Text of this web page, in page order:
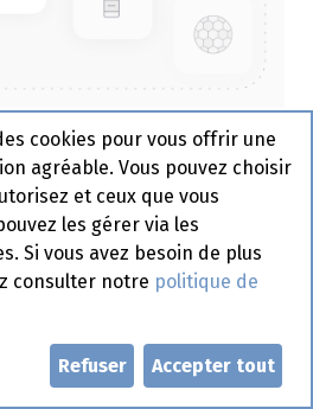
Bordeaux
cookies pour vous offrir une
agréable. Vous pouvez choisir
et ceux que vous
les gérer via les
Si vous avez besoin de plus
consulter notre politique de
Refuser Accepter tout